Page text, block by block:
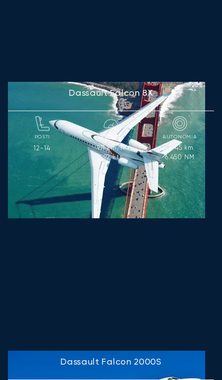
Dassault Falcon 8X
POSTI
12-14
VELOCITÀ
911km/h
492kts
AUTONOMIA
11.945 km
6.450NM
Dassault Falcon 2000S